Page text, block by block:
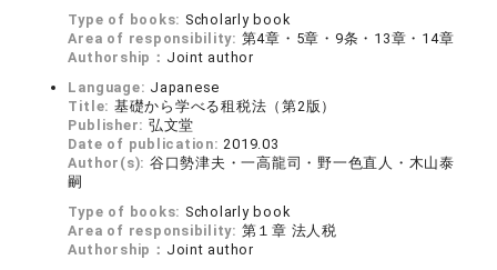
Type of books: Scholarly book
Area of responsibility: 第4章・5章・9条・13章・14章
Authorship： Joint author
Language: Japanese
Title: 基礎から学べる租税法（第2版）
Publisher: 弘文堂
Date of publication:2019.03
Author(s): 谷口勢津夫・一高龍司・野一色直人・木山泰
嗣
Type of books: Scholarly book
Area of responsibility: 第１章 法人税
Authorship： Joint author